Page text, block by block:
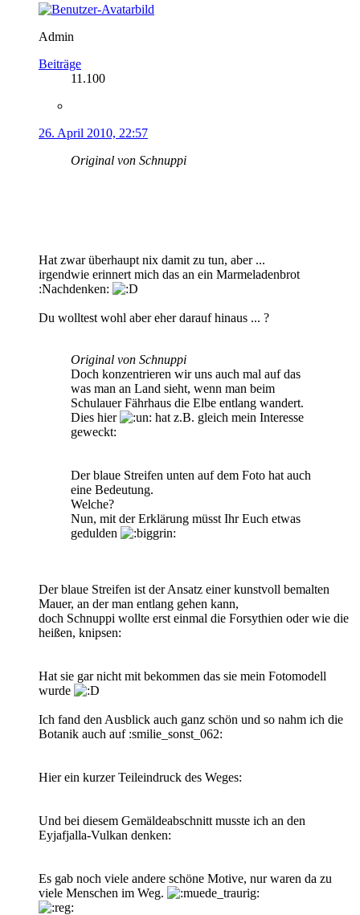
Admin
Beiträge
11.100
26. April 2010, 22:57
Original von Schnuppi
Hat zwar überhaupt nix damit zu tun, aber ...
irgendwie erinnert mich das an ein Marmeladenbrot
:Nachdenken:
Du wolltest wohl aber eher darauf hinaus ... ?
Original von Schnuppi
Doch konzentrieren wir uns auch mal auf das
was man an Land sieht, wenn man beim
Schulauer Fährhaus die Elbe entlang wandert.
Dies hier
hat z.B. gleich mein Interesse
geweckt:
Der blaue Streifen unten auf dem Foto hat auch
eine Bedeutung.
Welche?
Nun, mit der Erklärung müsst Ihr Euch etwas
gedulden
Der blaue Streifen ist der Ansatz einer kunstvoll bemalten
Mauer, an der man entlang gehen kann,
doch Schnuppi wollte erst einmal die Forsythien oder wie die
heißen, knipsen:
Hat sie gar nicht mit bekommen das sie mein Fotomodell
wurde
Ich fand den Ausblick auch ganz schön und so nahm ich die
Botanik auch auf :smilie_sonst_062:
Hier ein kurzer Teileindruck des Weges:
Und bei diesem Gemäldeabschnitt musste ich an den
Eyjafjalla-Vulkan denken:
Es gab noch viele andere schöne Motive, nur waren da zu
viele Menschen im Weg.